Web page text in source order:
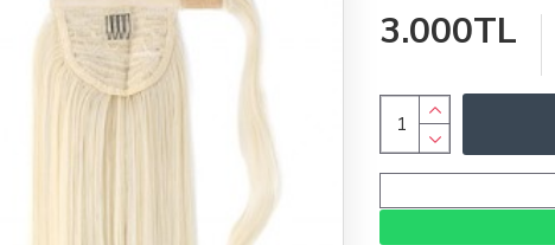
3.000TL